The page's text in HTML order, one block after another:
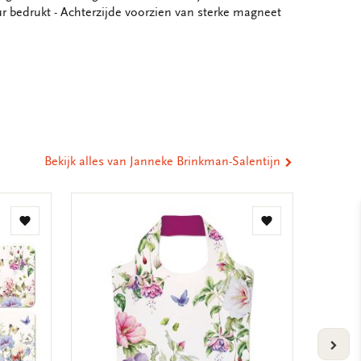
bedrukt - Achterzijde voorzien van sterke magneet
Bekijk alles van Janneke Brinkman-Salentijn
Toevoegen
aan
verlanglijst
Toevoegen